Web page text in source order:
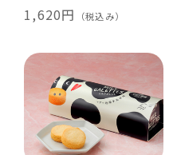
1,620円 （税込み）